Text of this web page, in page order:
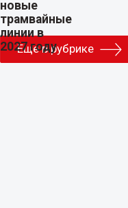
Еще в рубрике